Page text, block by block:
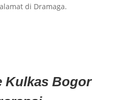
di Dramaga.
Kulkas Bogor